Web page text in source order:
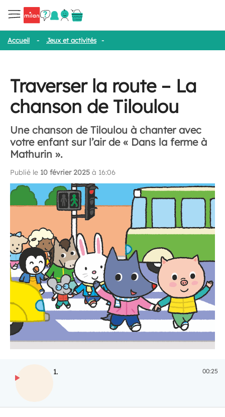
Accueil - Jeux et activités -
Traverser la route – La
chanson de Tiloulou
Une chanson de Tiloulou à chanter avec
votre enfant sur l’air de « Dans la ferme à
Mathurin ».
Publié le 10 février 2025 à 16:06
1. 00:25
ECOUTER